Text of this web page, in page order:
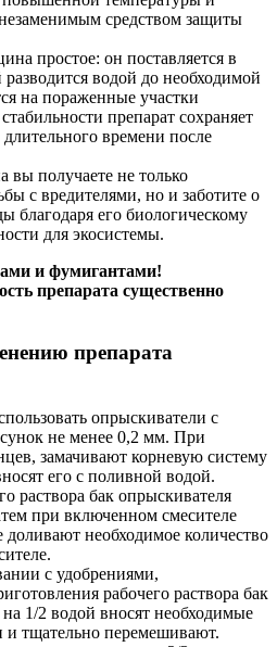
средством защиты
простое: он поставляется в
водой до необходимой
на пораженные участки
препарат сохраняет
времени после
получаете не только
с вредителями, но и заботите о
благодаря его биологическому
для экосистемы.
и фумигантами!
препарата существенно
препарата
опрыскиватели с
не менее 0,2 мм. При
замачивают корневую систему
его с поливной водой.
раствора бак опрыскивателя
при включенном смесителе
необходимое количество
с удобрениями,
рабочего раствора бак
1/2 водой вносят необходимые
и тщательно перемешивают.